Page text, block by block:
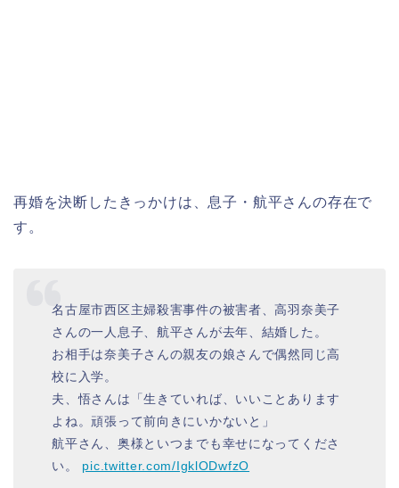
再婚を決断したきっかけは、息子・航平さんの存在で
す。
名古屋市西区主婦殺害事件の被害者、高羽奈美子
さんの一人息子、航平さんが去年、結婚した。
お相手は奈美子さんの親友の娘さんで偶然同じ高
校に入学。
夫、悟さんは「生きていれば、いいことあります
よね。頑張って前向きにいかないと」
航平さん、奥様といつまでも幸せになってくださ
い。 pic.twitter.com/IgklODwfzO